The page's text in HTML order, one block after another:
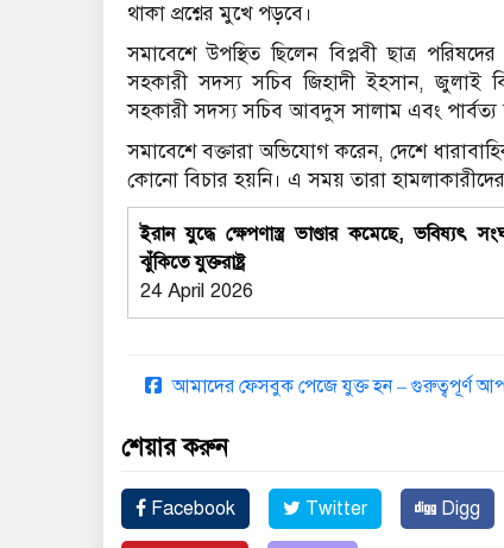
থাকা প্রশ্নের মুখে পড়বে।
সমাবেশে উপস্থিত ছিলেন বিপ্লবী ছাত্র
সহকারী সদস্য সচিব জিহাদী ইহসান, জুলাই
সহকারী সদস্য সচিব আবদুস সালাম এবং পার্বত্য
সমাবেশে বক্তারা অভিযোগ করেন, দেশে
কোনো বিচার হয়নি। এ সময় তারা
ইরান যুদ্ধে ক্ষেপণাস্ত্র ভাণ্ডার কমেছে, ভবিষ্যৎ
ঝুঁকিতে যুক্তরাষ্ট্র
24 April 2026
আমাদের ফেসবুক পেজে যুক্ত হন – গুরুত্বপূর্ণ
শেয়ার করুন
Facebook Twitter Digg